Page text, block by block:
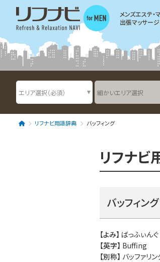
メンズエステ・
出張マッサー
リフナビ用語辞典 バッフィング
リフナビ
バッフィング
【よみ】 ばっふぃんぐ
【英字】 Buffing
【別称】 バッファリ